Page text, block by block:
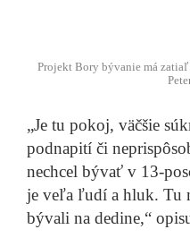
Projekt Bory bývanie má
„Je tu pokoj, väčšie
podnapití či
nechcel bývať v 13-
je veľa ľudí a hluk. Tu
bývali na dedine,“